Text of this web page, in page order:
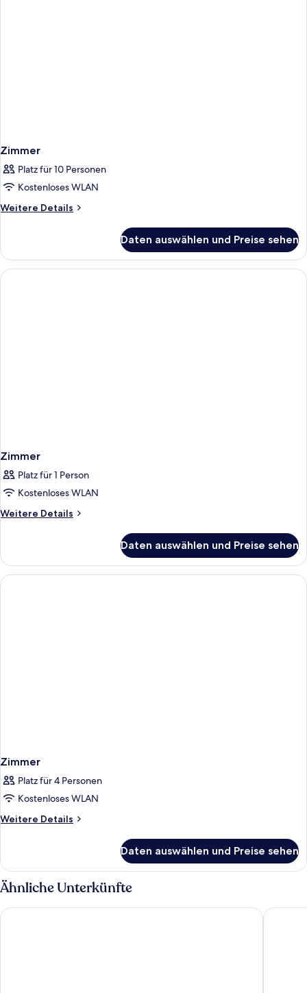
Zimmer
Platz für 10 Personen
Kostenloses WLAN
Weitere Details
Weitere
Daten auswählen und Preise sehen
Zimmer
Platz für 1 Person
Kostenloses WLAN
Weitere Details
Weitere
Daten auswählen und Preise sehen
Zimmer
Platz für 4 Personen
Kostenloses WLAN
Weitere Details
Weitere
Daten auswählen und Preise sehen
Ähnliche Unterkünfte
Residence Inn by Marriott Maui Wailea Maui